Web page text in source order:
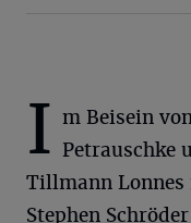
I m Beisein
Petrauschke
Tillmann
Stephen